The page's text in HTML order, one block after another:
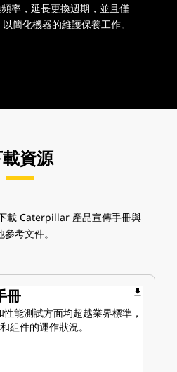
率，延長更換週期，並且僅
簡化機器的維護保養工作。
資源
載 Caterpillar 產品宣傳手冊與
參考文件。
冊 file_download
能測試方面均超越業界標準，
組件的運作狀況。